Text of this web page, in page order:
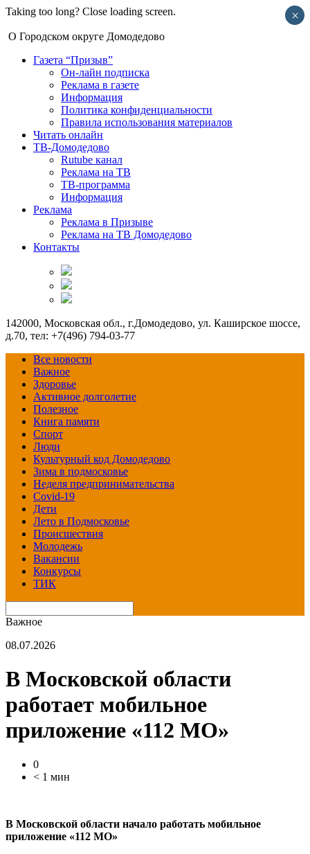
Taking too long? Close loading screen.
О Городском округе Домодедово
Газета “Призыв”
Он-лайн подписка
Реклама в газете
Информация
Политика конфиденциальности
Правила использования материалов
Читать онлайн
ТВ-Домодедово
Rutube канал
Реклама на ТВ
ТВ-программа
Информация
Реклама
Реклама в Призыве
Реклама на ТВ Домодедово
Контакты
142000, Московская обл., г.Домодедово, ул. Каширское шоссе,
д.70, тел: +7(496) 794-03-77
Все новости
Важное
Здоровье
Активное долголетие
Полезное
Книга памяти
Спорт
Люди
Культурный код Домодедово
Зима в подмосковье
Неделя предпринимательства
Covid-19
Дети
Лето в Подмосковье
Происшествия
Молодежь
Вакансии
Конкурсы
ТИК
Важное
08.07.2026
В Московской области
работает мобильное
приложение «112 МО»
0
< 1 мин
В Московской области начало работать мобильное
приложение «112 МО»
×